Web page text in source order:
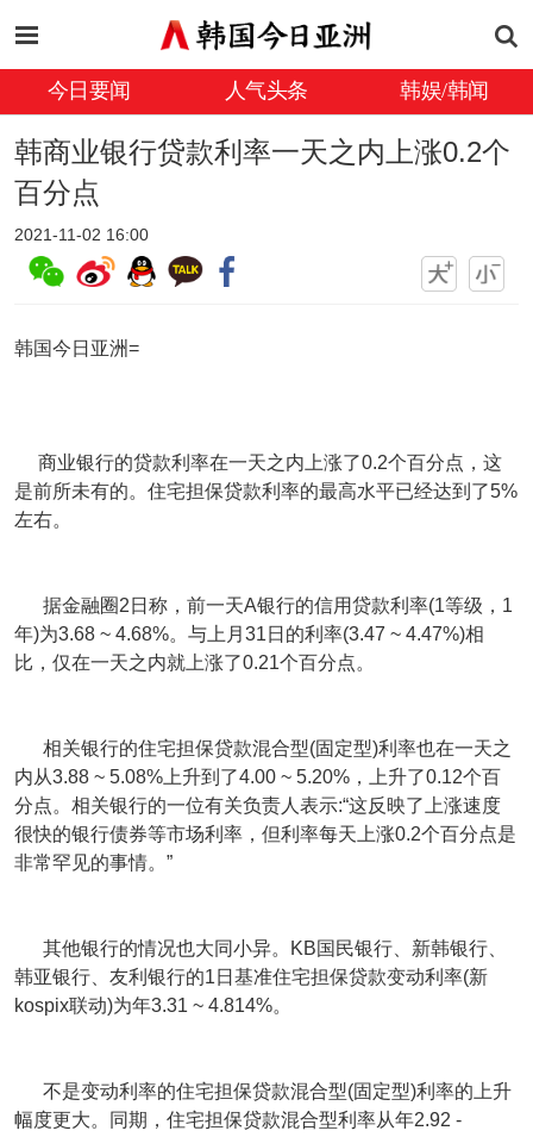
今日要闻 人气头条 韩娱/韩闻
韩商业银行贷款利率一天之内上涨0.2个
百分点
2021-11-02 16:00
韩国今日亚洲=
商业银行的贷款利率在一天之内上涨了0.2个百分点，这
是前所未有的。住宅担保贷款利率的最高水平已经达到了5%
左右。
据金融圈2日称，前一天A银行的信用贷款利率(1等级，1
年)为3.68 ~ 4.68%。与上月31日的利率(3.47 ~ 4.47%)相
比，仅在一天之内就上涨了0.21个百分点。
相关银行的住宅担保贷款混合型(固定型)利率也在一天之
内从3.88 ~ 5.08%上升到了4.00 ~ 5.20%，上升了0.12个百
分点。相关银行的一位有关负责人表示:“这反映了上涨速度
很快的银行债券等市场利率，但利率每天上涨0.2个百分点是
非常罕见的事情。”
其他银行的情况也大同小异。KB国民银行、新韩银行、
韩亚银行、友利银行的1日基准住宅担保贷款变动利率(新
kospix联动)为年3.31 ~ 4.814%。
不是变动利率的住宅担保贷款混合型(固定型)利率的上升
幅度更大。同期，住宅担保贷款混合型利率从年2.92 -